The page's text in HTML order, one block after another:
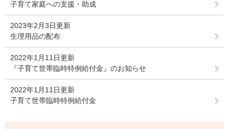
子育て家庭への支援・助成
2023年2月3日更新
生理用品の配布
2022年1月11日更新
『子育て世帯臨時特例給付金』のお知らせ
2022年1月11日更新
子育て世帯臨時特例給付金